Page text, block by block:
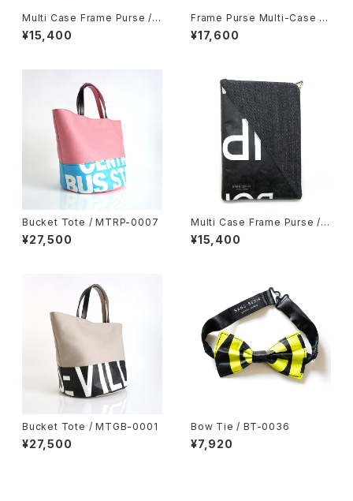
Multi Case Frame Purse /
GIB-0010
¥15,400
Frame Purse Multi-Case H
/ GWA-0021
¥17,600
Bucket Tote / MTRP-0007
¥27,500
Multi Case Frame Purse /
GID-0008
¥15,400
Bucket Tote / MTGB-0001
¥27,500
Bow Tie / BT-0036
¥7,920